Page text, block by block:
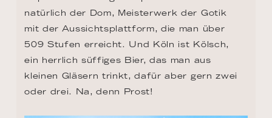
natürlich der Dom, Meisterwerk der Gotik
mit der Aussichtsplattform, die man über
509 Stufen erreicht. Und Köln ist Kölsch,
ein herrlich süffiges Bier, das man aus
kleinen Gläsern trinkt, dafür aber gern zwei
oder drei. Na, denn Prost!